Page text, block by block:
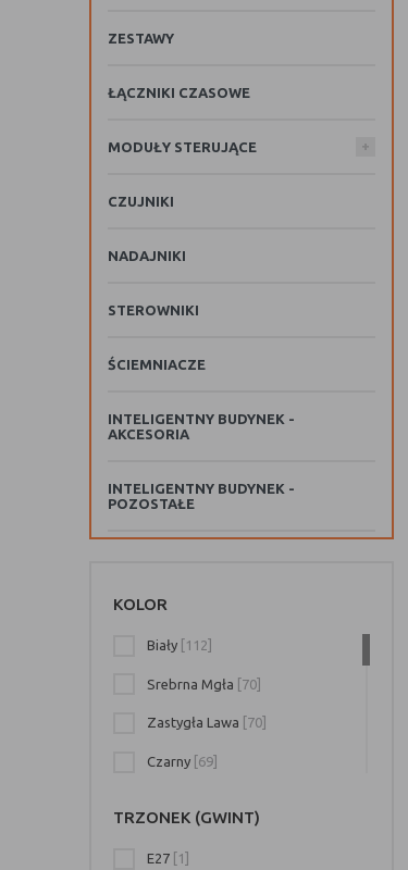
ZESTAWY
ŁĄCZNIKI CZASOWE
MODUŁY STERUJĄCE +
CZUJNIKI
NADAJNIKI
STEROWNIKI
ŚCIEMNIACZE
INTELIGENTNY BUDYNEK -
AKCESORIA
INTELIGENTNY BUDYNEK -
POZOSTAŁE
KOLOR
Biały [112]
Srebrna Mgła [70]
Zastygła Lawa [70]
Czarny [69]
TRZONEK (GWINT)
E27 [1]